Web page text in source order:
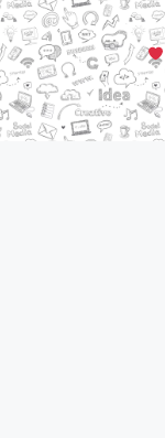
Criado com muito